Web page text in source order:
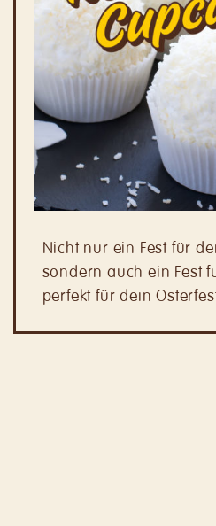
Nicht nur ein Fest für
sondern auch ein Fest
perfekt für dein